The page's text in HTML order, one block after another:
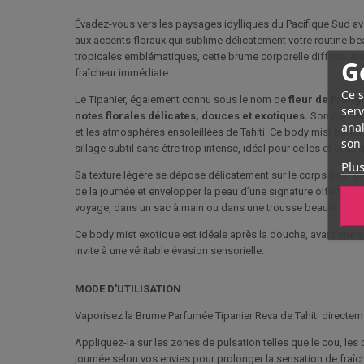
Ce
son
Évadez-vous vers les paysages idylliques du Pacifique Sud
aux accents floraux qui sublime délicatement votre routine
tropicales emblématiques, cette brume corporelle diffuse
fraîcheur immédiate.
Le Tipanier, également connu sous le nom de fleur de
notes florales délicates, douces et exotiques. Son
et les atmosphères ensoleillées de Tahiti. Ce body mist
sillage subtil sans être trop intense, idéal pour celles et ceux
Sa texture légère se dépose délicatement sur le corps pour
de la journée et envelopper la peau d’une signature
voyage, dans un sac à main ou dans une trousse beauté.
Ce body mist exotique est idéale après la douche, avant
invite à une véritable évasion sensorielle.
MODE D'UTILISATION
Vaporisez la Brume Parfumée Tipanier Reva de Tahiti
Appliquez-la sur les zones de pulsation telles que le cou,
journée selon vos envies pour prolonger la sensation de